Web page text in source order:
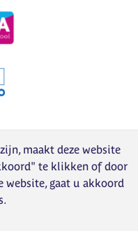
maakt deze website
te klikken of door
website, gaat u akkoord